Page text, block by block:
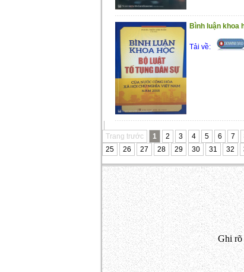
Bình luận khoa
Tải về:
Trang trước 1 2 3 4 5 6 7
25
26 27 28 29 30 31 32
Ghi rõ